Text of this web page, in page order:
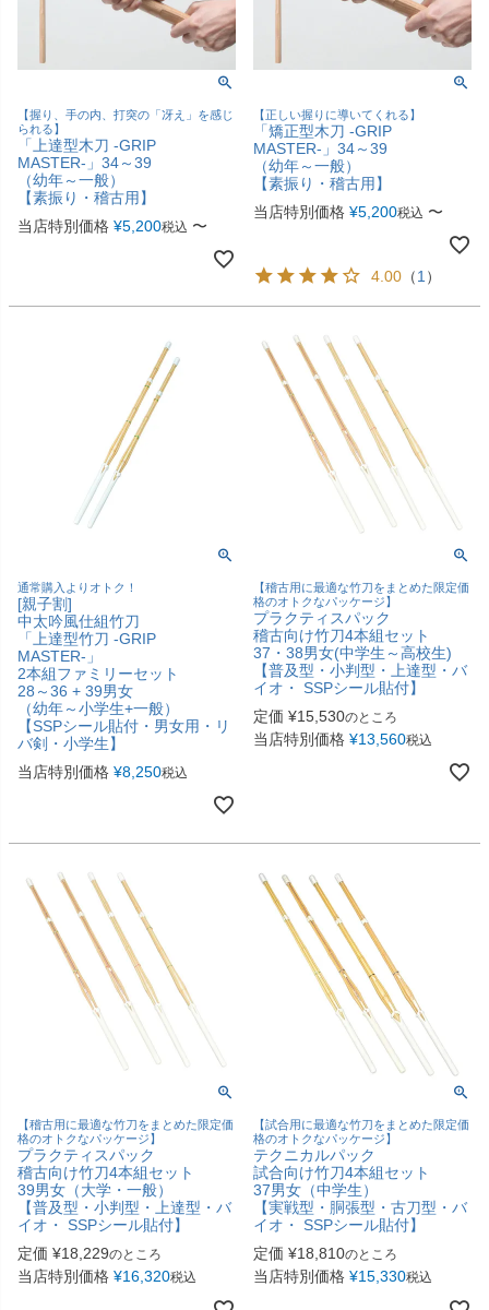
【握り、手の内、打突の「冴え」を感じ
られる】
「上達型木刀 -GRIP
MASTER-」34～39
（幼年～一般）
【素振り・稽古用】
当店特別価格 ¥5,200税込 〜
【正しい握りに導いてくれる】
「矯正型木刀 -GRIP
MASTER-」34～39
（幼年～一般）
【素振り・稽古用】
当店特別価格 ¥5,200税込 〜
4.00 （1 ）
通常購入よりオトク！
[親子割]
中太吟風仕組竹刀
「上達型竹刀 -GRIP
MASTER-」
2本組ファミリーセット
28～36 + 39男女
（幼年～小学生+一般）
【SSPシール貼付・男女用・リ
バ剣・小学生】
当店特別価格 ¥8,250税込
【稽古用に最適な竹刀をまとめた限定価
格のオトクなパッケージ】
プラクティスパック
稽古向け竹刀4本組セット
37・38男女(中学生～高校生)
【普及型・小判型・上達型・バ
イオ・ SSPシール貼付】
定価 ¥15,530のところ
当店特別価格 ¥13,560税込
【稽古用に最適な竹刀をまとめた限定価
格のオトクなパッケージ】
プラクティスパック
稽古向け竹刀4本組セット
39男女（大学・一般）
【普及型・小判型・上達型・バ
イオ・ SSPシール貼付】
定価 ¥18,229のところ
当店特別価格 ¥16,320税込
【試合用に最適な竹刀をまとめた限定価
格のオトクなパッケージ】
テクニカルパック
試合向け竹刀4本組セット
37男女（中学生）
【実戦型・胴張型・古刀型・バ
イオ・ SSPシール貼付】
定価 ¥18,810のところ
当店特別価格 ¥15,330税込